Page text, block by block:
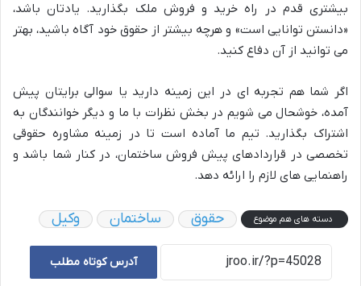
بیشتری قدم در راه خرید و فروش ملک بگذارید. یادتان باشد،
«دانستن توانایی است» و هرچه بیشتر از حقوق خود آگاه باشید، بهتر
می توانید از آن دفاع کنید.
اگر شما هم تجربه ای در این زمینه دارید یا سوالی برایتان پیش
آمده، خوشحال می شویم در بخش نظرات با ما و دیگر خوانندگان به
اشتراک بگذارید. تیم ما آماده است تا در زمینه مشاوره حقوقی
تخصصی در قراردادهای پیش فروش ساختمان، در کنار شما باشد و
راهنمایی های لازم را ارائه دهد.
دسته های هم موضوع حقوق ساختمان وکیل
آدرس کوتاه مطلب